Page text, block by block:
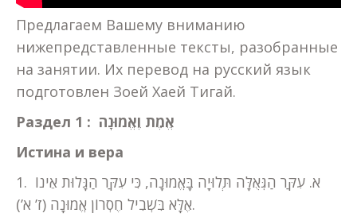
Предлагаем Вашему вниманию
нижепредставленные тексты, разобранные
на занятии. Их перевод на русский язык
подготовлен Зоей Хаей Тигай.
Раздел 1 : אֱמֶת וֶאֱמוּנָה
Истина и вера
1. א. עִקַּר הַגְּאֻלָּה תְּלוּיָה בָּאֱמוּנָה, כִּי עִקַּר הַגָּלוּת אֵינוֹ
אֶלָּא בִּשְׁבִיל חֶסְרוֹן אֱמוּנָה (ז’ א’).